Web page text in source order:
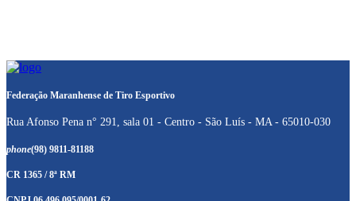
Federação Maranhense de Tiro Esportivo
Rua Afonso Pena n° 291, sala 01 - Centro - São Luís - MA - 65010-030
phone(98) 9811-81188
CR 1365 / 8ª RM